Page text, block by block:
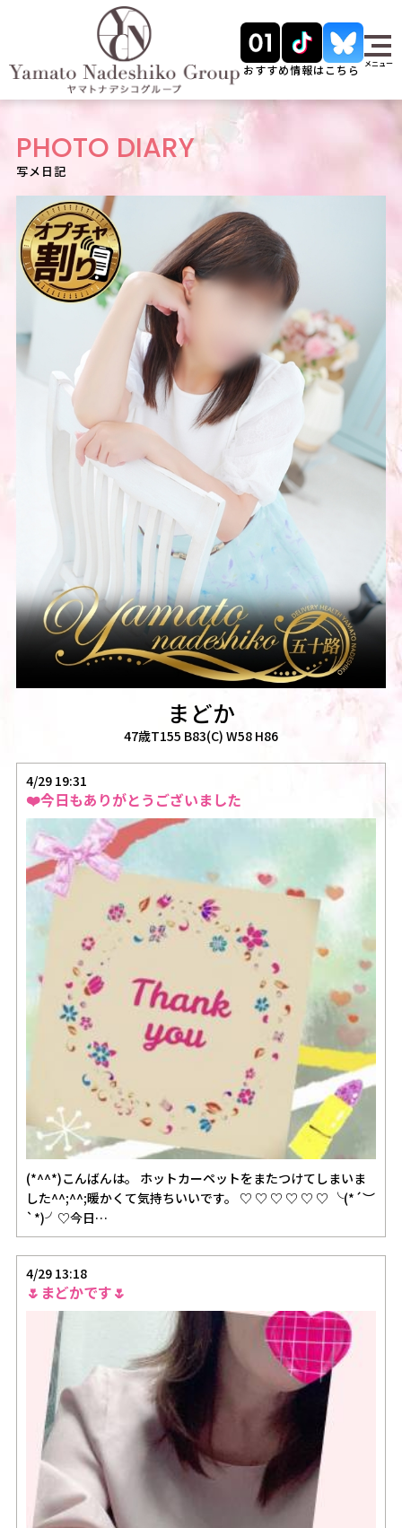
おすすめ情報はこちら メニュー
PHOTO DIARY
写メ日記
まどか
47歳T155 B83(C) W58 H86
4/29 19:31
❤️今日もありがとうございました
(*^^*)こんばんは。 ホットカーペットをまたつけてしまいま
した^^;^^;暖かくて気持ちいいです。 ♡ ♡ ♡ ♡ ♡ ♡ ╰(*´︶
`*)╯♡今日…
4/29 13:18
🌷まどかです🌷